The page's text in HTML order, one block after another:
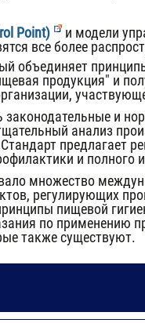
Point)
и модели
все более
объединяет
продукция" и
и
анализ
предлагает
и полного
множество
регулирующих
пищевой
по применению
также существуют.